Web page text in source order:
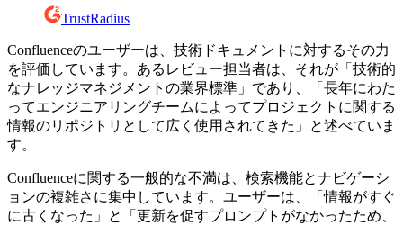
TrustRadius
Confluenceのユーザーは、技術ドキュメントに対するその力
を評価しています。あるレビュー担当者は、それが「技術的
なナレッジマネジメントの業界標準」であり、「長年にわた
ってエンジニアリングチームによってプロジェクトに関する
情報のリポジトリとして広く使用されてきた」と述べていま
す。
Confluenceに関する一般的な不満は、検索機能とナビゲーシ
ョンの複雑さに集中しています。ユーザーは、「情報がすぐ
に古くなった」と「更新を促すプロンプトがなかったため、